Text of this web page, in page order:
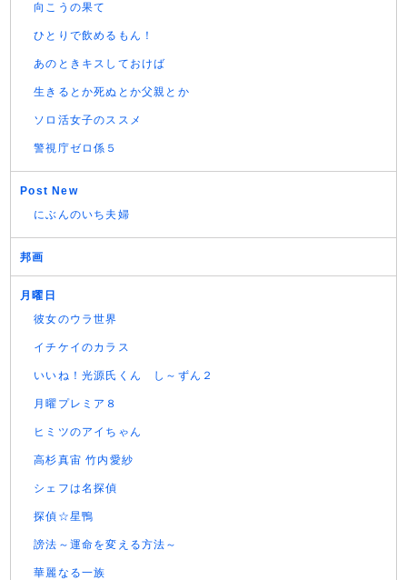
向こうの果て
ひとりで飲めるもん！
あのときキスしておけば
生きるとか死ぬとか父親とか
ソロ活女子のススメ
警視庁ゼロ係５
Post New
にぶんのいち夫婦
邦画
月曜日
彼女のウラ世界
イチケイのカラス
いいね！光源氏くん し～ずん２
月曜プレミア８
ヒミツのアイちゃん
高杉真宙 竹内愛紗
シェフは名探偵
探偵☆星鴨
謗法～運命を変える方法～
華麗なる一族